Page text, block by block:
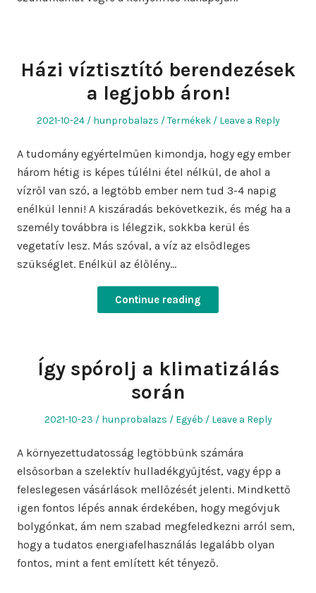
Házi víztisztító berendezések
a legjobb áron!
Posted
2021-10-24 Author
hunprobalazs
Posted
Termékek Leave a Reply
A tudomány egyértelműen kimondja, hogy egy ember
három hétig is képes túlélni étel nélkül, de ahol a
vízről van szó, a legtöbb ember nem tud 3-4 napig
enélkül lenni! A kiszáradás bekövetkezik, és még ha a
személy továbbra is lélegzik, sokkba kerül és
vegetatív lesz. Más szóval, a víz az elsődleges
szükséglet. Enélkül az élőlény…
Continue reading
Így spórolj a klimatizálás
során
Posted
2021-10-23 Author
hunprobalazs
Posted
Egyéb Leave a Reply
A környezettudatosság legtöbbünk számára
elsősorban a szelektív hulladékgyűjtést, vagy épp a
feleslegesen vásárlások mellőzését jelenti. Mindkettő
igen fontos lépés annak érdekében, hogy megóvjuk
bolygónkat, ám nem szabad megfeledkezni arról sem,
hogy a tudatos energiafelhasználás legalább olyan
fontos, mint a fent említett két tényező.